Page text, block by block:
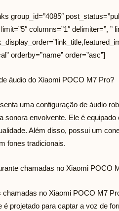
group_id=”4085″
columns=”1″ delimiter=”, ”
orderby=”name” order=”asc”]
áudio do Xiaomi POCO M7 Pro?
uma configuração de áudio
sonora envolvente. Ele é
Além disso, possui um
fones tradicionais.
chamadas no Xiaomi POCO
chamadas no Xiaomi POCO M7
é projetado para captar a voz de